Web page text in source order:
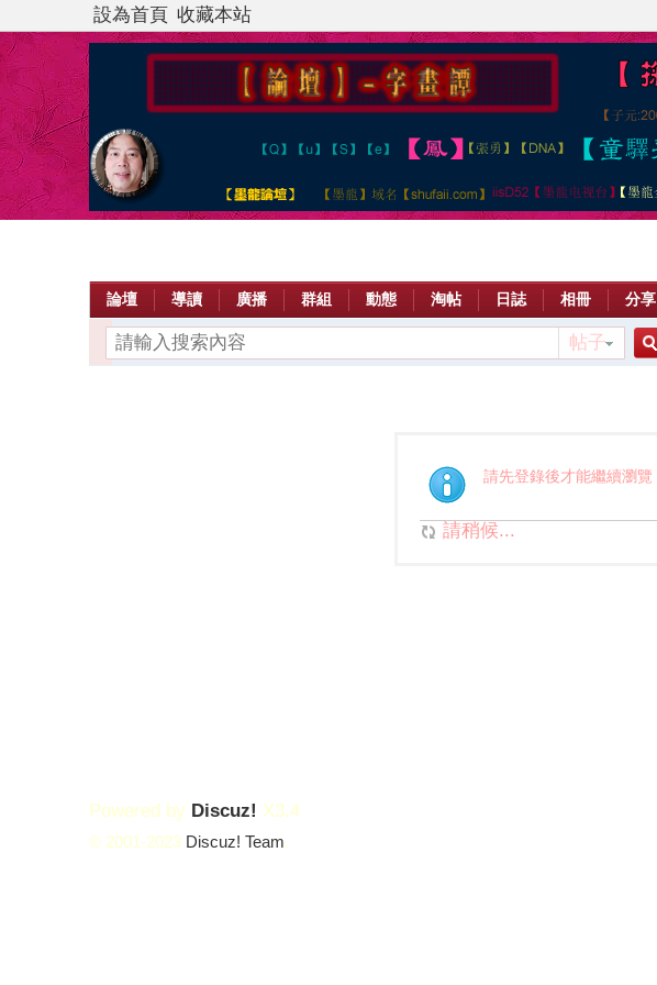
設為首頁 收藏本站
論壇 導讀 廣播 群組 動態 淘帖 日誌 相冊 分享
帖子
索
請先登錄後才能繼續瀏覽
請稍候...
Powered by Discuz! X3.4
© 2001-2023 Discuz! Team.